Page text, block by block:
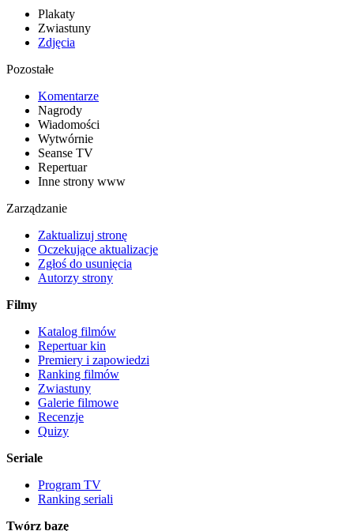
Plakaty
Zwiastuny
Zdjęcia
Pozostałe
Komentarze
Nagrody
Wiadomości
Wytwórnie
Seanse TV
Repertuar
Inne strony www
Zarządzanie
Zaktualizuj stronę
Oczekujące aktualizacje
Zgłoś do usunięcia
Autorzy strony
Filmy
Katalog filmów
Repertuar kin
Premiery i zapowiedzi
Ranking filmów
Zwiastuny
Galerie filmowe
Recenzje
Quizy
Seriale
Program TV
Ranking seriali
Twórz bazę